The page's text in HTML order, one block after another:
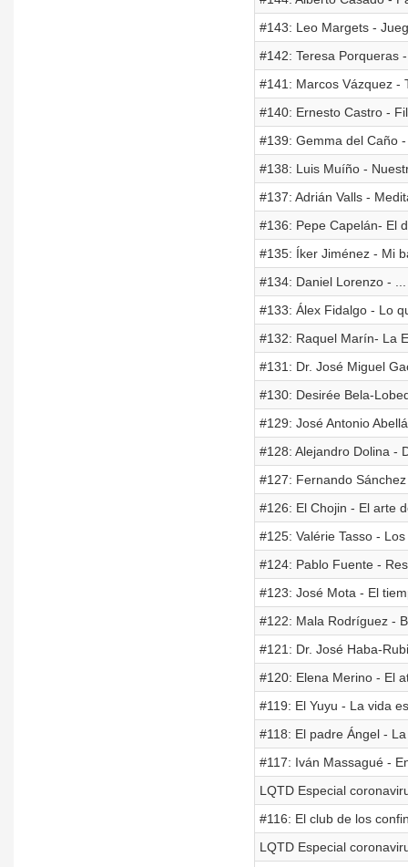
#143: Leo Margets -
#142: Teresa Porqueras
#141: Marcos Vázquez -
#140: Ernesto Castro -
#139: Gemma del Caño
#138: Luis Muíño -
#137: Adrián Valls -
#136: Pepe Capelán- El
#135: Íker Jiménez - Mi
#134: Daniel Lorenzo -
#133: Álex Fidalgo - Lo
#132: Raquel Marín- La
#131: Dr. José Miguel
#130: Desirée Bela-
#129: José Antonio
#128: Alejandro Dolina -
#127: Fernando
#126: El Chojin - El arte
#125: Valérie Tasso -
#124: Pablo Fuente -
#123: José Mota - El
#122: Mala Rodríguez -
#121: Dr. José Haba-
#120: Elena Merino - El
#119: El Yuyu - La vida
#118: El padre Ángel -
#117: Iván Massagué -
LQTD Especial
#116: El club de los
LQTD Especial